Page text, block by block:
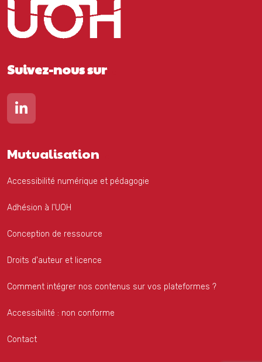
Suivez-nous sur
Lien vers notre page Linkedin
Mutualisation
Accessibilité numérique et pédagogie
Adhésion à l'UOH
Conception de ressource
Droits d'auteur et licence
Comment intégrer nos contenus sur vos plateformes ?
Accessibilité : non conforme
Contact